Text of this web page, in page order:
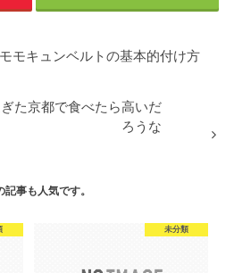
モキュンベルトの基本的付け方
た京都で食べたら高いだ
ろうな
記事も人気です。
未分類